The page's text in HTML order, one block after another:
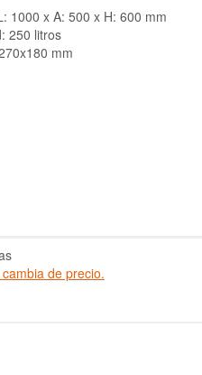
1000 x A: 500 x H: 600 mm
250 litros
mm
de precio.